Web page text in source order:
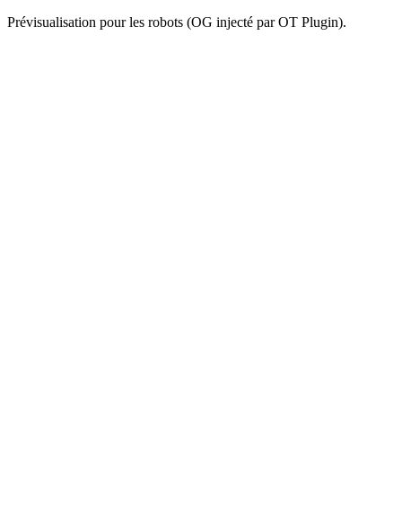
Prévisualisation pour les robots (OG injecté par OT Plugin).